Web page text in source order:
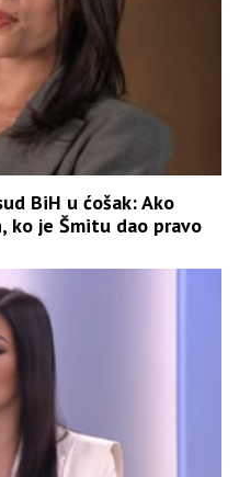
BiH u ćošak: Ako
ko je Šmitu dao pravo